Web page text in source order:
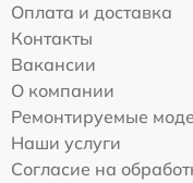
Оплата и доставка
Контакты
Вакансии
О компании
Ремонтируемые
Наши услуги
Согласие на